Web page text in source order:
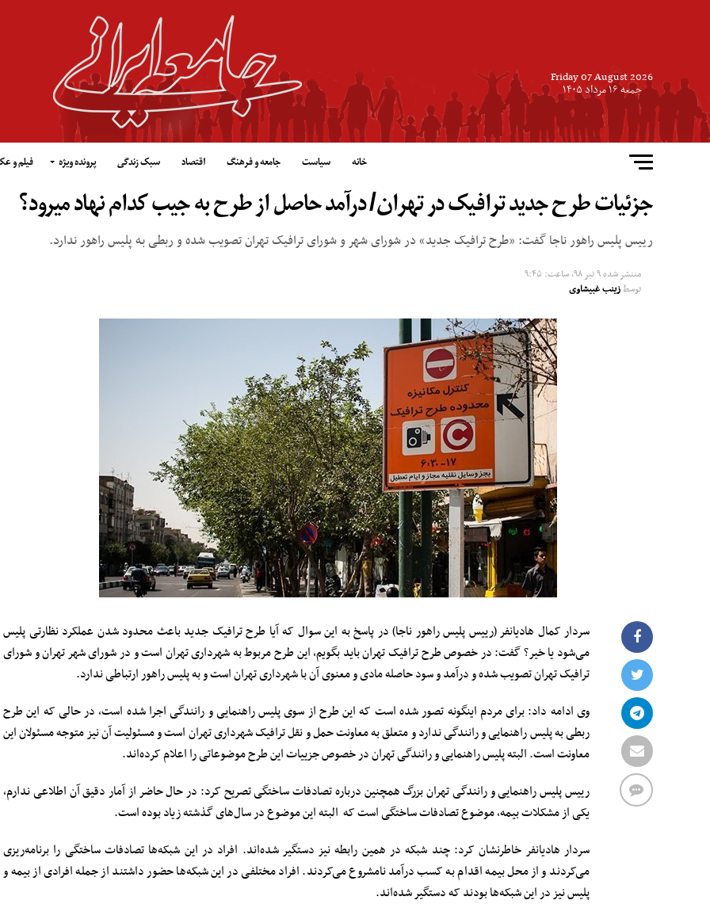
Friday 07 August 2026
جمعه ۱۶ مرداد ۱۴۰۵
خانه سیاست جامعه و فرهنگ اقتصاد سبک زندگی پرونده ویژه فیلم و
جزئیات طرح جدید ترافیک در تهران/ درآمد حاصل از طرح به جیب کدام نهاد می‎رود؟
رییس پلیس راهور ناجا گفت: «طرح ترافیک جدید» در شورای شهر و شورای ترافیک تهران تصویب شده و ربطی به پلیس راهور ندارد.
منتشر شده۹ تیر ۹۸, ساعت: ۹:۴۵
توسطزینب غبیشاوی
سردار کمال هادیانفر (رییس پلیس راهور ناجا) در پاسخ به این سوال که آیا طرح ترافیک جدید باعث محدود شدن عملکرد نظارتی پلیس
می‌شود یا خیر؟ گفت: در خصوص طرح ترافیک تهران باید بگویم، این طرح مربوط به شهرداری تهران است و در شورای شهر تهران و شورای
ترافیک تهران تصویب شده و درآمد و سود حاصله مادی و معنوی آن با شهرداری تهران است و به پلیس راهور ارتباطی ندارد.
وی ادامه داد: برای مردم اینگونه تصور شده است که این طرح از سوی پلیس راهنمایی و رانندگی اجرا شده است، در حالی که این طرح
ربطی به پلیس راهنمایی و رانندگی ندارد و متعلق به معاونت حمل و نقل ترافیک شهرداری تهران است و مسئولیت آن نیز متوجه مسئولان این
معاونت است. البته پلیس راهنمایی و رانندگی تهران در خصوص جزییات این طرح موضوعاتی را اعلام کرده‌اند.
رییس پلیس راهنمایی و رانندگی تهران بزرگ همچنین درباره تصادفات ساختگی تصریح کرد: در حال حاضر از آمار دقیق آن اطلاعی ندارم،
یکی از مشکلات بیمه، موضوع تصادفات ساختگی است که البته این موضوع در سال‌های گذشته زیاد بوده است.
سردار هادیانفر خاطرنشان کرد: چند شبکه در همین رابطه نیز دستگیر شده‌اند. افراد در این شبکه‌ها تصادفات ساختگی را برنامه‌ریزی
می‌کردند و از محل بیمه اقدام به کسب درآمد نامشروع می‌کردند. افراد مختلفی در این شبکه‌ها حضور داشتند از جمله افرادی از بیمه‌ و
پلیس نیز در این شبکه‌ها بودند که دستگیر شده‌اند.